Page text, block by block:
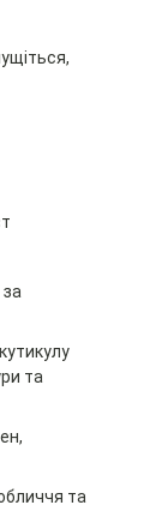
та
та